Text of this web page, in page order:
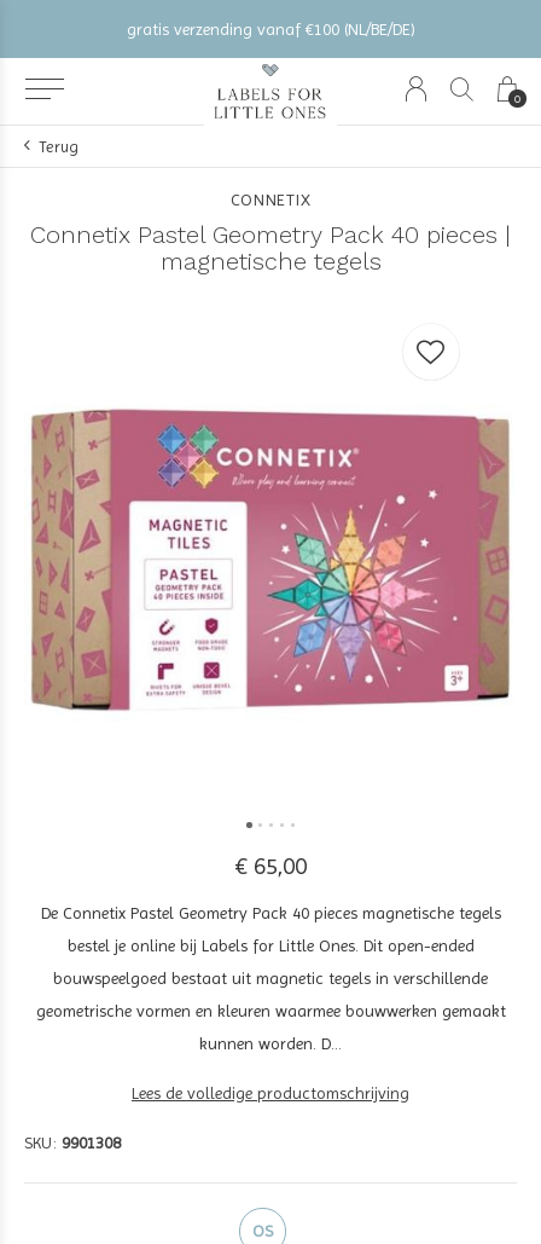
0
gratis verzending vanaf €100 (NL/BE/DE)
Terug
CONNETIX
Connetix Pastel Geometry Pack 40 pieces |
magnetische tegels
€ 65,00
De Connetix Pastel Geometry Pack 40 pieces magnetische tegels
bestel je online bij Labels for Little Ones. Dit open-ended
bouwspeelgoed bestaat uit magnetic tegels in verschillende
geometrische vormen en kleuren waarmee bouwwerken gemaakt
kunnen worden. D...
Lees de volledige productomschrijving
SKU: 9901308
OS